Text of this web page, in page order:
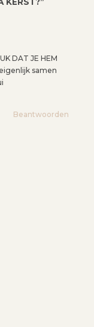
KERST?”
DAT JE HEM
samen
Beantwoorden